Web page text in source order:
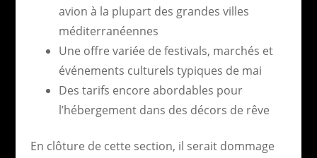
avion à la plupart des grandes villes
méditerranéennes
Une offre variée de festivals, marchés et
événements culturels typiques de mai
Des tarifs encore abordables pour
l’hébergement dans des décors de rêve
En clôture de cette section, il serait dommage